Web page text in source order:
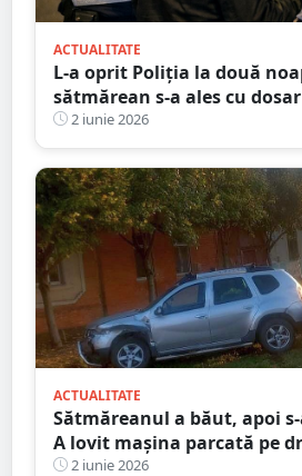
ACTUALITATE
L-a oprit Poliția la două
sătmărean s-a ales cu
2 iunie 2026
ACTUALITATE
Sătmăreanul a băut, apoi
A lovit mașina parcată pe
2 iunie 2026